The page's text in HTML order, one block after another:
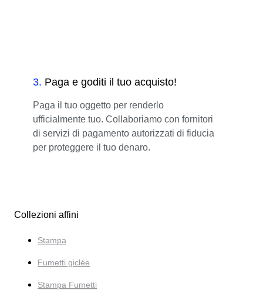
3. Paga e goditi il tuo acquisto!
Paga il tuo oggetto per renderlo
ufficialmente tuo. Collaboriamo con fornitori
di servizi di pagamento autorizzati di fiducia
per proteggere il tuo denaro.
Collezioni affini
Stampa
Fumetti giclée
Stampa Fumetti